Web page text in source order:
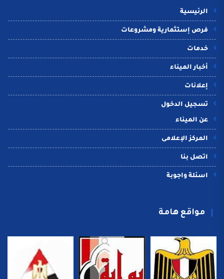
الرئيسية
فرص إستثمارية ومشروعات
خدمات
أخبار الميناء
إعلانات
تسجيل الدخول
عن الميناء
المركز الإعلامى
اتصل بنا
اسئلة واجوبة
مواقع هامة